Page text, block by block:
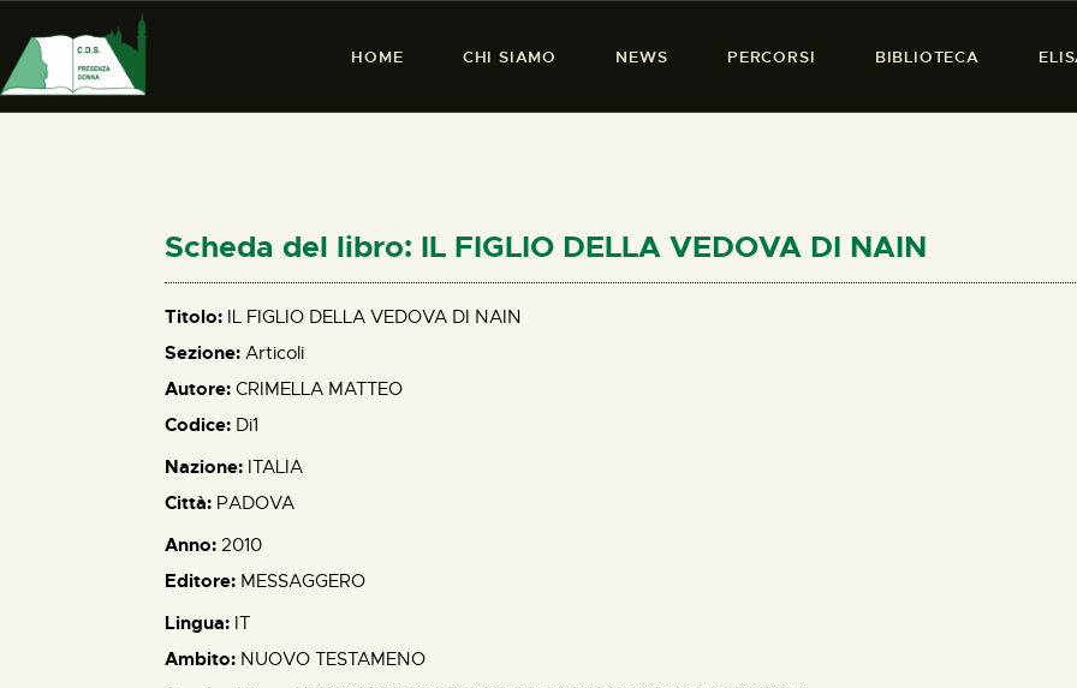
HOME CHI SIAMO NEWS PERCORSI BIBLIOTECA
PRESENZA DONNA
PERCORSI
BIBLIOTECA
Scheda del libro: IL FIGLIO DELLA VEDOVA DI NAIN
Titolo: IL FIGLIO DELLA VEDOVA DI NAIN
Sezione: Articoli
Autore: CRIMELLA MATTEO
Codice: Di1
Nazione: ITALIA
Città: PADOVA
Anno: 2010
Editore: MESSAGGERO
Lingua: IT
Ambito: NUOVO TESTAMENO